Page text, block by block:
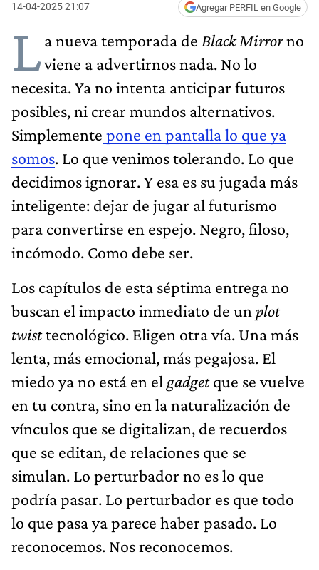
14-04-2025 21:07 Agregar PERFIL en Google
La nueva temporada de Black Mirrorno
viene a advertirnos nada. No lo
necesita. Ya no intenta anticipar futuros
posibles, ni crear mundos alternativos.
Simplemente pone en pantalla lo que ya
somos. Lo que venimos tolerando. Lo que
decidimos ignorar. Y esa es su jugada más
inteligente: dejar de jugar al futurismo
para convertirse en espejo. Negro, filoso,
incómodo. Como debe ser.
Los capítulos de esta séptima entrega no
buscan el impacto inmediato de un plot
twisttecnológico. Eligen otra vía. Una más
lenta, más emocional, más pegajosa. El
miedo ya no está en el gadgetque se vuelve
en tu contra, sino en la naturalización de
vínculos que se digitalizan, de recuerdos
que se editan, de relaciones que se
simulan. Lo perturbador no es lo que
podría pasar. Lo perturbador es que todo
lo que pasa ya parece haber pasado. Lo
reconocemos. Nos reconocemos.